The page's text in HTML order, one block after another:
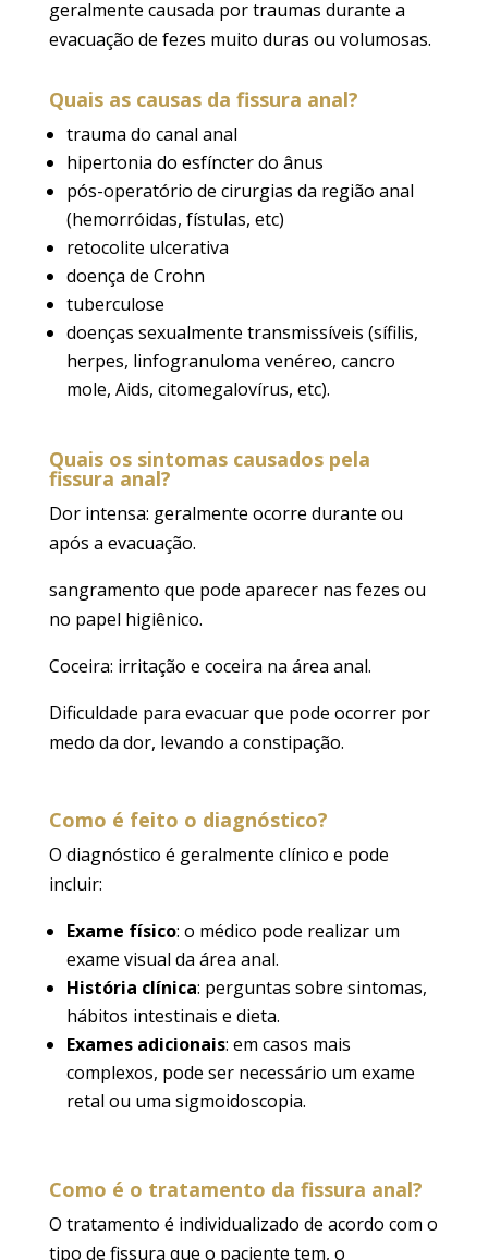
geralmente causada por traumas durante a
evacuação de fezes muito duras ou volumosas.
Quais as causas da fissura anal?
trauma do canal anal
hipertonia do esfíncter do ânus
pós-operatório de cirurgias da região anal
(hemorróidas, fístulas, etc)
retocolite ulcerativa
doença de Crohn
tuberculose
doenças sexualmente transmissíveis (sífilis,
herpes, linfogranuloma venéreo, cancro
mole, Aids, citomegalovírus, etc).
Quais os sintomas causados pela
fissura anal?
Dor intensa: geralmente ocorre durante ou
após a evacuação.
sangramento que pode aparecer nas fezes ou
no papel higiênico.
Coceira: irritação e coceira na área anal.
Dificuldade para evacuar que pode ocorrer por
medo da dor, levando a constipação.
Como é feito o diagnóstico?
O diagnóstico é geralmente clínico e pode
incluir:
Exame físico: o médico pode realizar um
exame visual da área anal.
História clínica: perguntas sobre sintomas,
hábitos intestinais e dieta.
Exames adicionais: em casos mais
complexos, pode ser necessário um exame
retal ou uma sigmoidoscopia.
Como é o tratamento da fissura anal?
O tratamento é individualizado de acordo com o
tipo de fissura que o paciente tem, o